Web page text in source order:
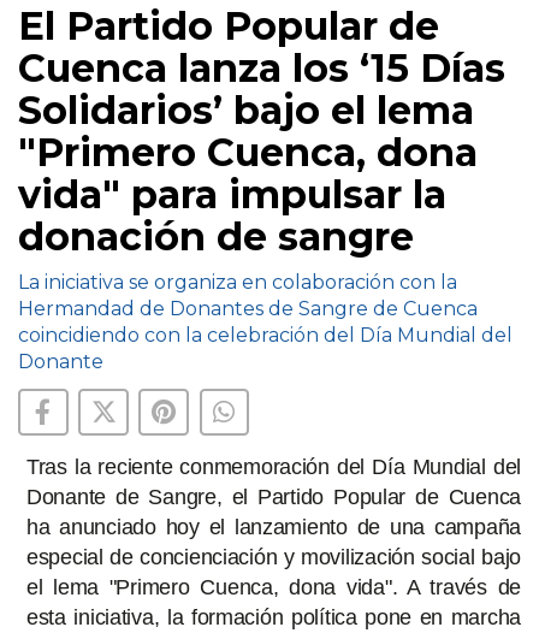
El Partido Popular de
Cuenca lanza los ‘15 Días
Solidarios’ bajo el lema
"Primero Cuenca, dona
vida" para impulsar la
donación de sangre
La iniciativa se organiza en colaboración con la
Hermandad de Donantes de Sangre de Cuenca
coincidiendo con la celebración del Día Mundial del
Donante
Tras la reciente conmemoración del Día Mundial del
Donante de Sangre, el Partido Popular de Cuenca
ha anunciado hoy el lanzamiento de una campaña
especial de concienciación y movilización social bajo
el lema "Primero Cuenca, dona vida". A través de
esta iniciativa, la formación política pone en marcha